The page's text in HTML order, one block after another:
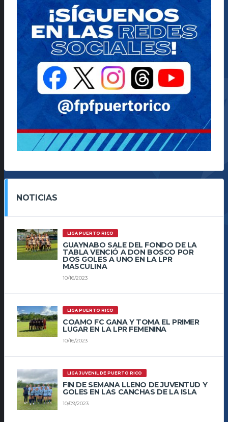
NOTICIAS
LIGA PUERTO RICO
GUAYNABO SALE DEL FONDO DE LA
TABLA VENCIÓ A DON BOSCO POR
DOS GOLES A UNO EN LA LPR
MASCULINA
10/16/2023
LIGA PUERTO RICO
COAMO FC GANA Y TOMA EL PRIMER
LUGAR EN LA LPR FEMENINA
10/16/2023
LIGA JUVENIL DE PUERTO RICO
FIN DE SEMANA LLENO DE JUVENTUD Y
GOLES EN LAS CANCHAS DE LA ISLA
10/09/2023